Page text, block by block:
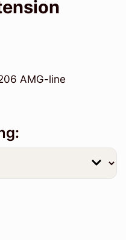
AMG-line